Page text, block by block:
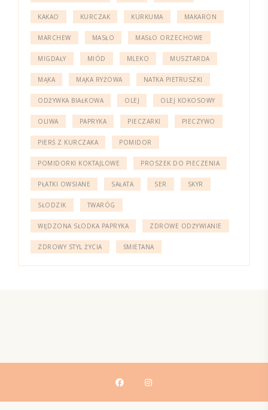
KAKAO KURCZAK KURKUMA MAKARON
MARCHEW MASŁO MASŁO ORZECHOWE
MIGDAŁY MIÓD MLEKO MUSZTARDA
MĄKA MĄKA RYŻOWA NATKA PIETRUSZKI
ODŻYWKA BIAŁKOWA OLEJ OLEJ KOKOSOWY
OLIWA PAPRYKA PIECZARKI PIECZYWO
PIERŚ Z KURCZAKA POMIDOR
POMIDORKI KOKTAJLOWE PROSZEK DO PIECZENIA
PŁATKI OWSIANE SAŁATA SER SKYR
SŁODZIK TWARÓG
WĘDZONA SŁODKA PAPRYKA ZDROWE ODŻYWIANIE
ZDROWY STYL ŻYCIA ŚMIETANA